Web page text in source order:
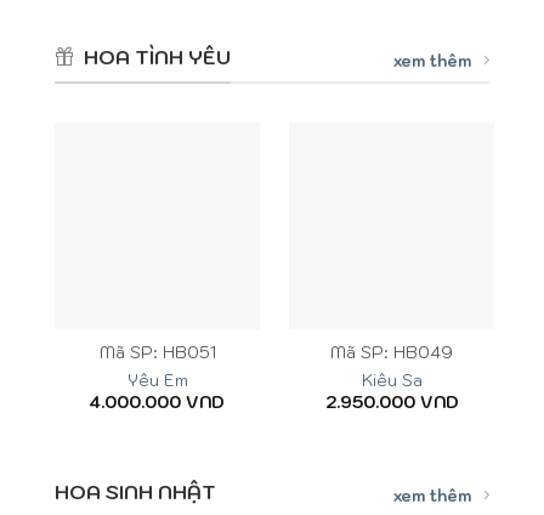
HOA TÌNH YÊU xem thêm
Mã SP: HB051
Yêu Em
4.000.000 VND
Mã SP: HB049
Kiêu Sa
2.950.000VND
HOA SINH NHẬT xem thêm